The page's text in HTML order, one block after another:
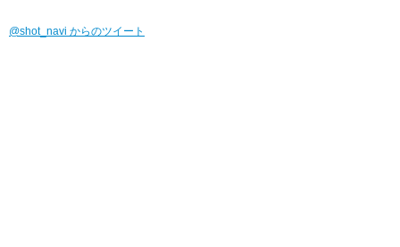
@shot_navi からのツイート